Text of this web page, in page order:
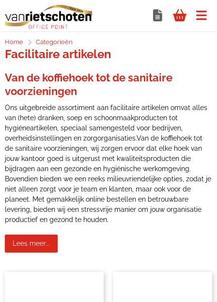
Home Categorieën
Facilitaire artikelen
Van de koffiehoek tot de sanitaire
voorzieningen
Ons uitgebreide assortiment aan facilitaire artikelen omvat alles
van (hete) dranken, soep en schoonmaakproducten tot
hygiëneartikelen, speciaal samengesteld voor bedrijven,
overheidsinstellingen en zorgorganisaties.Van de koffiehoek tot
de sanitaire voorzieningen, wij zorgen ervoor dat elke hoek van
jouw kantoor goed is uitgerust met kwaliteitsproducten die
bijdragen aan een gezonde en hygiënische werkomgeving.
Bovendien bieden we een reeks milieuvriendelijke opties, zodat je
niet alleen zorgt voor je team en klanten, maar ook voor de
planeet. Met gemakkelijk online bestellen en betrouwbare
levering, bieden wij een stressvrije manier om jouw organisatie
productief en gezond te houden.
Lees meer...